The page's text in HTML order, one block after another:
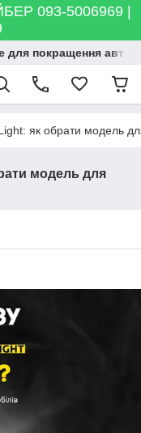
093-5006969 |
для покращення
як обрати модель
модель для